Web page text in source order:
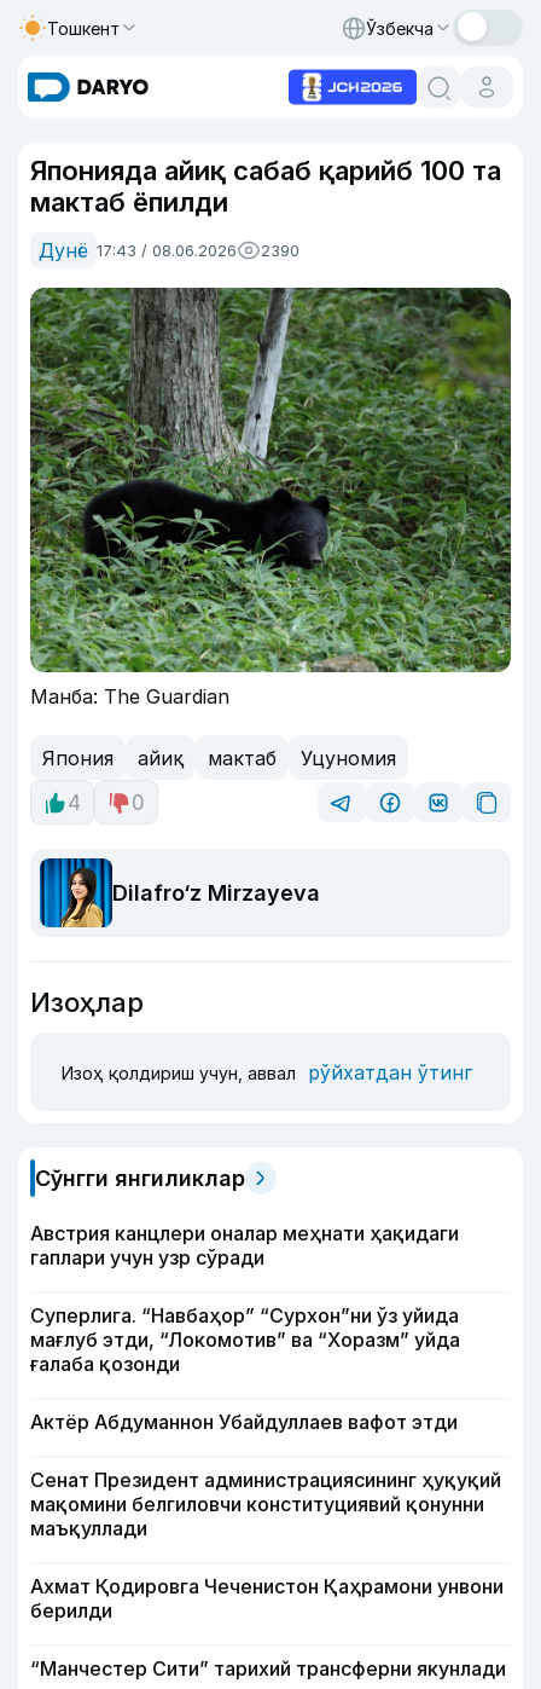
Тошкент Ўзбекча
Японияда айиқ сабаб қарийб 100 та
мактаб ёпилди
Дунё 17:43 / 08.06.2026 2390
Манба: The Guardian
Япония айиқ мактаб
Уцуномия
4
0
Dilafro‘z Mirzayeva
Изоҳлар
Изоҳ қолдириш учун, аввал рўйхатдан ўтинг
Сўнгги янгиликлар
Австрия канцлери оналар меҳнати ҳақидаги
гаплари учун узр сўради
Суперлига. “Навбаҳор” “Сурхон”ни ўз уйида
мағлуб этди, “Локомотив” ва “Хоразм” уйда
ғалаба қозонди
Актёр Абду­маннон Убайдуллаев вафот этди
Сенат Президент администрациясининг ҳуқуқий
мақомини белгиловчи конституциявий қонунни
маъқуллади
Ахмат Қодировга Чеченистон Қаҳрамони унвони
берилди
“Манчестер Сити” тарихий трансферни якунлади